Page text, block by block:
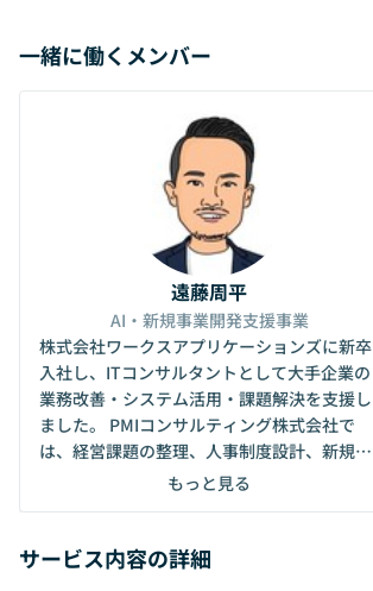
一緒に働くメンバー
遠藤周平
AI・新規事業開発支援事業
株式会社ワークスアプリケーションズに新卒
入社し、ITコンサルタントとして大手企業の
業務改善・システム活用・課題解決を支援し
ました。 PMIコンサルティング株式会社で
は、経営課題の整理、人事制度設計、新規事
業の商品企画、PoC推進、事業ロードマップ
規事業立ち上げ・検証・事業化支援を担当し
もっと見る
サービス内容の詳細